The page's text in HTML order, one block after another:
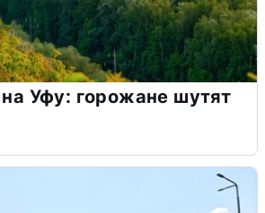
Уфу: горожане шутят